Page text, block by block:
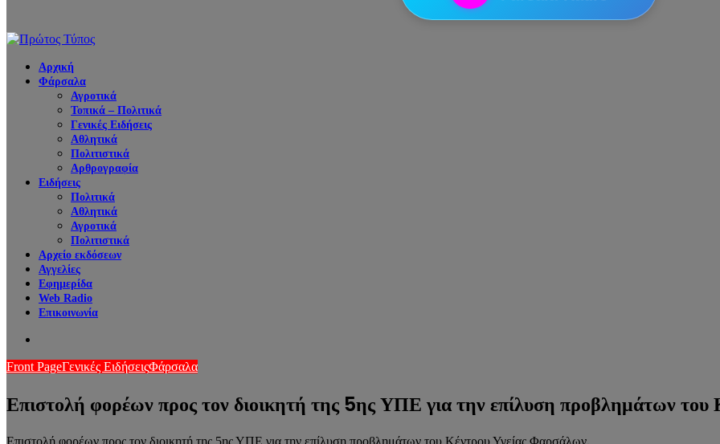
Αρχική
Φάρσαλα
Αγροτικά
Τοπικά – Πολιτικά
Γενικές Ειδήσεις
Αθλητικά
Πολιτιστικά
Αρθρογραφία
Ειδήσεις
Πολιτικά
Αθλητικά
Αγροτικά
Πολιτιστικά
Αρχείο εκδόσεων
Αγγελίες
Εφημερίδα
Web Radio
Επικοινωνία
Front PageΓενικές ΕιδήσειςΦάρσαλα
Επιστολή φορέων προς τον διοικητή της 5ης ΥΠΕ για την επίλυση προβλημάτων
Επιστολή φορέων προς τον διοικητή της 5ης ΥΠΕ για την επίλυση προβλημάτων του Κέντρου Υγείας Φαρσάλων.